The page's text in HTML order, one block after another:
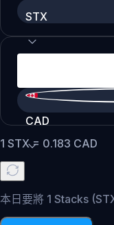
STX
CAD
1 STX= 0.183 CAD
本日要將 1 Stacks